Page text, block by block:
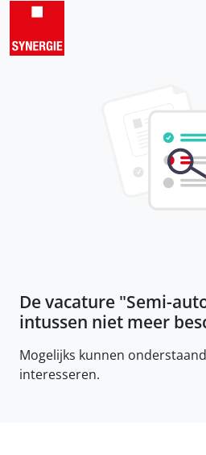
De vacature "Semi-
intussen niet meer
Mogelijks kunnen
interesseren.